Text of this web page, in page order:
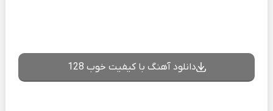
دانلود آهنگ با کیفیت خوب 128